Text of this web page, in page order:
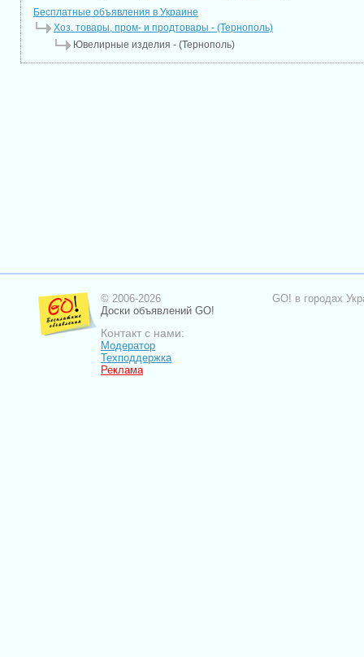
Бесплатные объявления в Украине
Хоз. товары, пром- и продтовары - (Тернополь)
Ювелирные изделия - (Тернополь)
© 2006-2026
Доски объявлений GO!
Контакт с нами:
Модератор
Техподдержка
Реклама
GO! в городах